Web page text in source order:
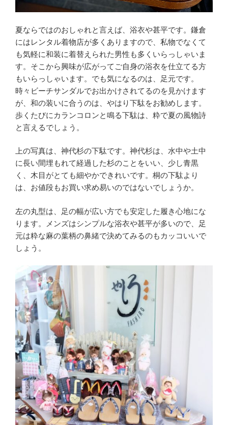
夏ならではのおしゃれと言えば、浴衣や甚平です。鎌倉
にはレンタル着物店が多くありますので、私物でなくて
も気軽に和装に着替えられた男性も多くいらっしゃいま
す。そこから興味が広がってご自身の浴衣を仕立てる方
もいらっしゃいます。でも気になるのは、足元です。
時々ビーチサンダルでお出かけされてるのを見かけます
が、和の装いに合うのは、やはり下駄をお勧めします。
歩くたびにカランコロンと鳴る下駄は、粋で夏の風物詩
と言えるでしょう。
上の写真は、神代杉の下駄です。神代杉は、水中や土中
に長い間埋もれて経過した杉のことをいい、少し青黒
く、木目がとても細やかできれいです。桐の下駄より
は、お値段もお買い求め易いのではないでしょうか。
左の丸型は、足の幅が広い方でも安定した履き心地にな
ります。メンズはシンプルな浴衣や甚平が多いので、足
元は粋な麻の葉柄の鼻緒で決めてみるのもカッコいいで
しょう。